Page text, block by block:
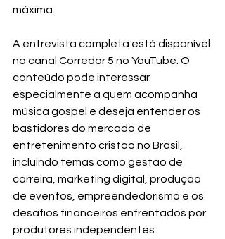
máxima.
A entrevista completa está disponível
no canal Corredor 5 no YouTube. O
conteúdo pode interessar
especialmente a quem acompanha
música gospel e deseja entender os
bastidores do mercado de
entretenimento cristão no Brasil,
incluindo temas como gestão de
carreira, marketing digital, produção
de eventos, empreendedorismo e os
desafios financeiros enfrentados por
produtores independentes.